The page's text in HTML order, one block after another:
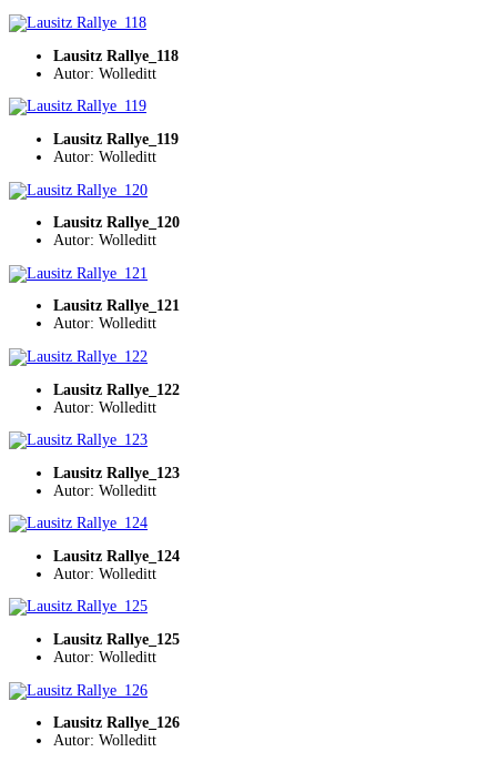
Lausitz Rallye_118
Autor: Wolleditt
Lausitz Rallye_119
Autor: Wolleditt
Lausitz Rallye_120
Autor: Wolleditt
Lausitz Rallye_121
Autor: Wolleditt
Lausitz Rallye_122
Autor: Wolleditt
Lausitz Rallye_123
Autor: Wolleditt
Lausitz Rallye_124
Autor: Wolleditt
Lausitz Rallye_125
Autor: Wolleditt
Lausitz Rallye_126
Autor: Wolleditt